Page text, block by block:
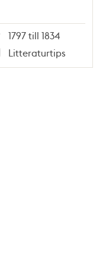
1797 till 1834
Litteraturtips